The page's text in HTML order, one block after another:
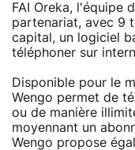
FAI Oreka, l'équipe
partenariat, avec 9
capital, un logiciel
téléphoner sur
Disponible pour le
Wengo permet de
ou de manière
moyennant un
Wengo propose